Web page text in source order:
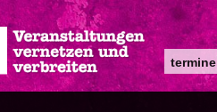
Main
navigation
termine